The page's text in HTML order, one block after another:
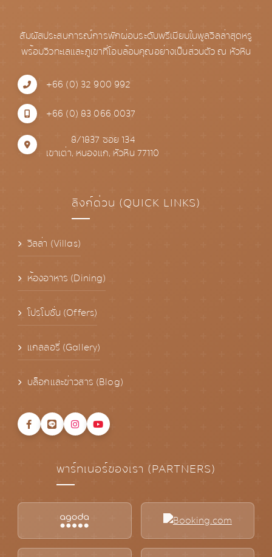
สัมผัสประสบการณ์การพักผ่อนระดับพรีเมียมในพูลวิลล่าสุดหรู
พร้อมวิวทะเลและภูเขาที่โอบล้อมคุณอย่างเป็นส่วนตัว ณ หัวหิน
+66 (0) 32 900 992
+66 (0) 83 066 0037
8/1837 ซอย 134
เขาเต่า, หนองแก, หัวหิน 77110
ลิงก์ด่วน (QUICK LINKS)
วิลล่า (Villas)
ห้องอาหาร (Dining)
โปรโมชั่น (Offers)
แกลลอรี่ (Gallery)
บล็อกและข่าวสาร (Blog)
พาร์ทเนอร์ของเรา (PARTNERS)